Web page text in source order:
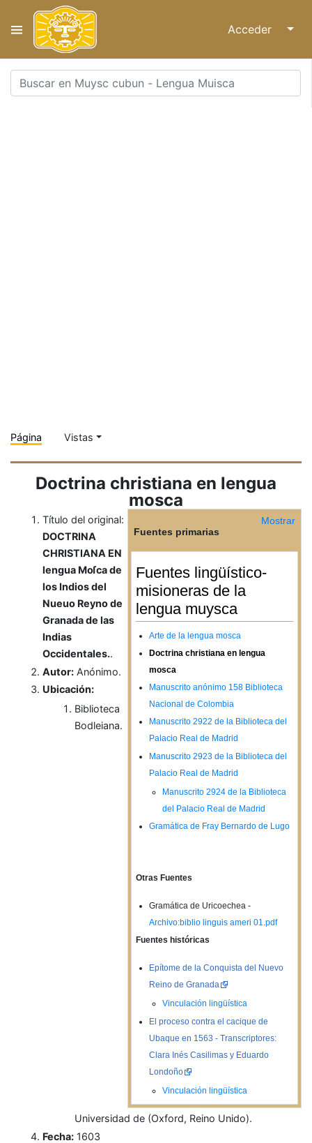
Acceder ↓
Página Vistas
Doctrina christiana en lengua
mosca
Mostrar
Fuentes primarias
Fuentes lingüístico-
misioneras de la
lengua muysca
Arte de la lengua mosca
Doctrina christiana en lengua
mosca
Manuscrito anónimo 158 Biblioteca
Nacional de Colombia
Manuscrito 2922 de la Biblioteca del
Palacio Real de Madrid
Manuscrito 2923 de la Biblioteca del
Palacio Real de Madrid
Manuscrito 2924 de la Biblioteca
del Palacio Real de Madrid
Gramática de Fray Bernardo de Lugo
Otras Fuentes
Gramática de Uricoechea -
Archivo:biblio linguis ameri 01.pdf
Fuentes históricas
Epítome de la Conquista del Nuevo
Reino de Granada
Vinculación lingüística
El proceso contra el cacique de
Ubaque en 1563 - Transcriptores:
Clara Inés Casilimas y Eduardo
Londoño
Vinculación lingüística
Título del original:
DOCTRINA
CHRISTIANA EN
lengua Moſca de
los Indios del
Nueuo Reyno de
Granada de las
Indias
Occidentales..
Autor: Anónimo.
Ubicación:
Biblioteca
Bodleiana.
Universidad de (Oxford, Reino Unido).
Fecha: 1603